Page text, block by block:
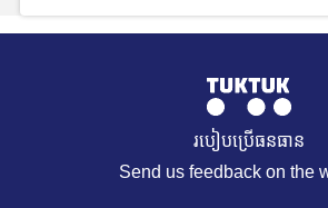
របៀបប្រើធនធាន
Send us feedback on the